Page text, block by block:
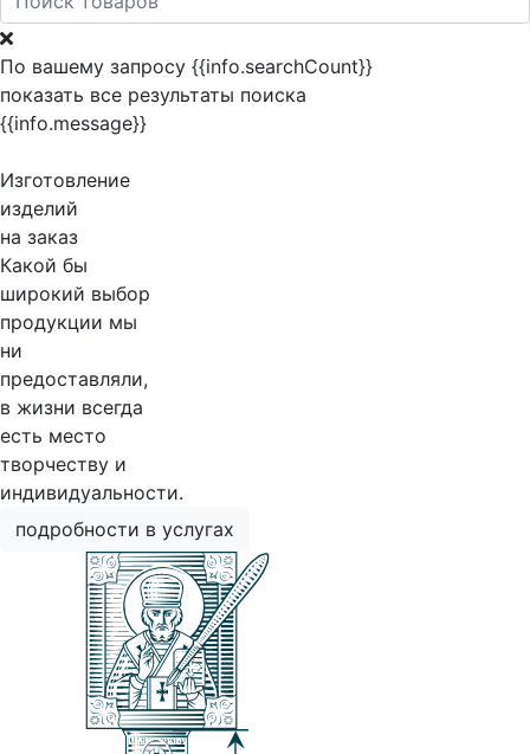
По вашему запросу {{info.searchCount}}
показать все результаты поиска
{{info.message}}
Изготовление
изделий
на заказ
Какой бы
широкий выбор
продукции мы
ни
предоставляли,
в жизни всегда
есть место
творчеству и
индивидуальности.
подробности в услугах